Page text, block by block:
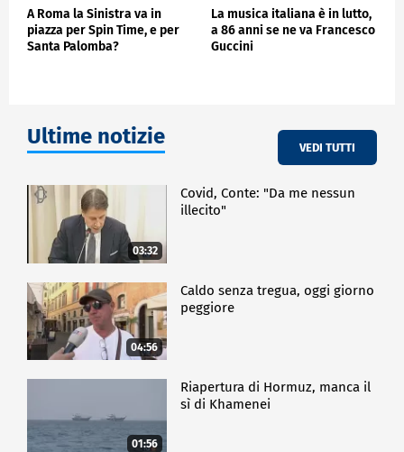
A Roma la Sinistra va in
piazza per Spin Time, e per
Santa Palomba?
La musica italiana è in lutto,
a 86 anni se ne va Francesco
Guccini
Ultime notizie VEDI TUTTI
03:32
Covid, Conte: "Da me nessun
illecito"
04:56
Caldo senza tregua, oggi giorno
peggiore
01:56
Riapertura di Hormuz, manca il
sì di Khamenei